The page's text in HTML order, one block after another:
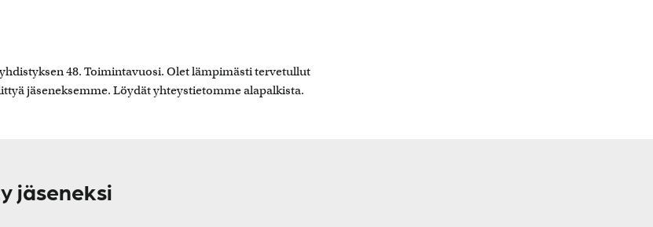
48. Toimintavuosi. Olet lämpimästi tervetullut
jäseneksemme. Löydät yhteystietomme alapalkista.
jäseneksi